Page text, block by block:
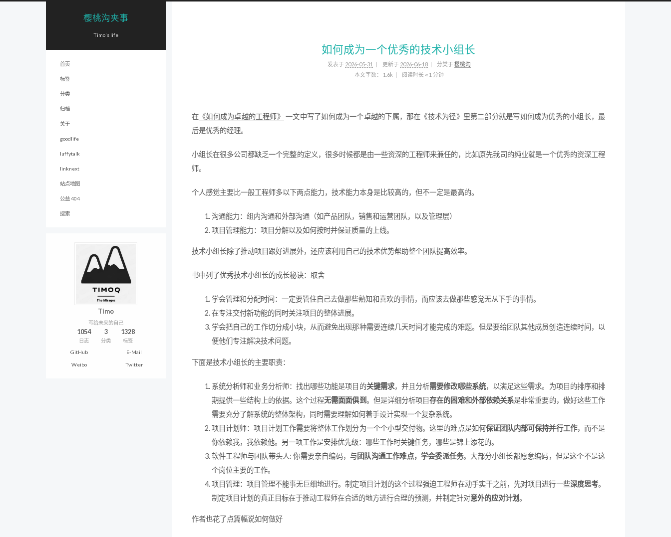
樱桃沟夹事
Timo's life
首页
标签
分类
归档
关于
goodlife
luffytalk
linknext
站点地图
公益 404
搜索
Timo
写给未来的自己
1054
日志
3
分类
1328
标签
GitHub
E-Mail
Weibo Twitter
如何成为一个优秀的技术小组长
发表于 2026-05-31 更新于 2026-06-18 分类于 樱桃沟
本文字数：
1.6k 阅读时长 ≈ 1 分钟
在 《如何成为卓越的工程师》 一文中写了如何成为一个卓越的下属，那在《技术为径》里第二部分就是写如何成为优秀的小组长，最
后是优秀的经理。
小组长在很多公司都缺乏一个完整的定义，很多时候都是由一些资深的工程师来兼任的，比如原先我司的纯业就是一个优秀的资深工程
师。
个人感觉主要比一般工程师多以下两点能力，技术能力本身是比较高的，但不一定是最高的。
沟通能力：组内沟通和外部沟通（如产品团队，销售和运营团队，以及管理层）
项目管理能力：项目分解以及如何按时并保证质量的上线。
技术小组长除了推动项目跟好进展外，还应该利用自己的技术优势帮助整个团队提高效率。
书中列了优秀技术小组长的成长秘诀：取舍
学会管理和分配时间：一定要管住自己去做那些熟知和喜欢的事情，而应该去做那些感觉无从下手的事情。
在专注交付新功能的同时关注项目的整体进展。
学会把自己的工作切分成小块，从而避免出现那种需要连续几天时间才能完成的难题。但是要给团队其他成员创造连续时间，以
便他们专注解决技术问题。
下面是技术小组长的主要职责：
系统分析师和业务分析师：找出哪些功能是项目的关键需求，并且分析需要修改哪些系统，以满足这些需求。为项目的排序和排
期提供一些结构上的依据。这个过程无需面面俱到。但是详细分析项目存在的困难和外部依赖关系是非常重要的，做好这些工作
需要充分了解系统的整体架构，同时需要理解如何着手设计实现一个复杂系统。
项目计划师：项目计划工作需要将整体工作划分为一个个小型交付物。这里的难点是如何保证团队内部可保持并行工作，而不是
你依赖我，我依赖他。另一项工作是安排优先级：哪些工作时关键任务，哪些是锦上添花的。
软件工程师与团队带头人: 你需要亲自编码，与 团队沟通工作难点，学会委派任务。大部分小组长都愿意编码，但是这个不是这
个岗位主要的工作。
项目管理：项目管理不能事无巨细地进行。制定项目计划的这个过程强迫工程师在动手实干之前，先对项目进行一些深度思考。
制定项目计划的真正目标在于推动工程师在合适的地方进行合理的预测，并制定针对意外的应对计划。
作者也花了点篇幅说如何做好